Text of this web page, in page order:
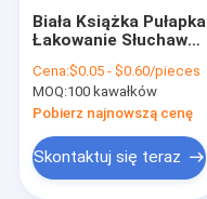
Biała Książka Pułapka
Łakowanie Słuchawki
Słuchawki
Opakowanie
Cena:$0.05 - $0.60/pieces
MOQ:100 kawałków
Pobierz najnowszą cenę
Skontaktuj się teraz